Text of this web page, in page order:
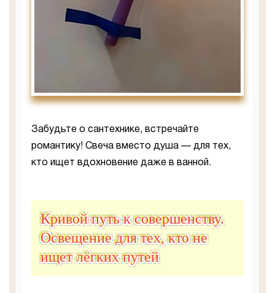
Забудьте о сантехнике, встречайте
романтику! Свеча вместо душа — для тех,
кто ищет вдохновение даже в ванной.
Кривой путь к совершенству.
Освещение для тех, кто не
ищет лёгких путей